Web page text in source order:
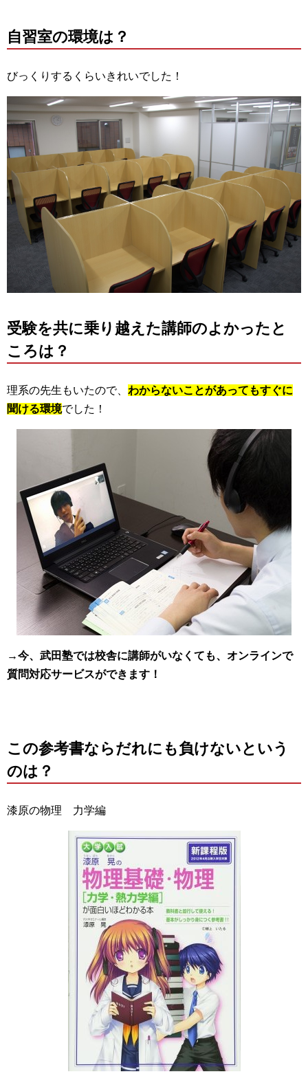
自習室の環境は？
びっくりするくらいきれいでした！
受験を共に乗り越えた講師のよかったと
ころは？
理系の先生もいたので、 わからないことがあってもすぐに
聞ける環境でした！
→今、武田塾では校舎に講師がいなくても、オンラインで
質問対応サービスができます！
この参考書ならだれにも負けないという
のは？
漆原の物理 力学編